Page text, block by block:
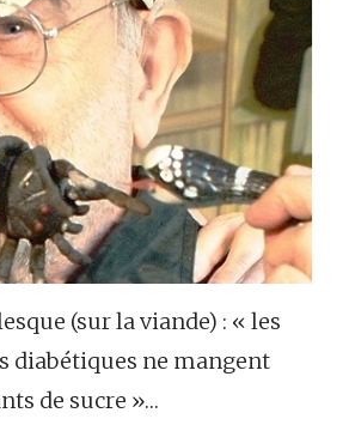
(sur la viande) : « les
diabétiques ne mangent
de sucre »…